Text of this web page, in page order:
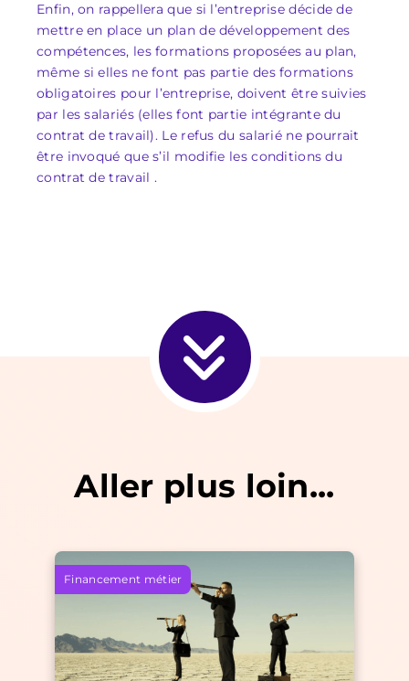
Enfin, on rappellera que si l’entreprise décide de
mettre en place un plan de développement des
compétences, les formations proposées au plan,
même si elles ne font pas partie des formations
obligatoires pour l’entreprise, doivent être suivies
par les salariés (elles font partie intégrante du
contrat de travail). Le refus du salarié ne pourrait
être invoqué que s’il modifie les conditions du
contrat de travail .
Aller plus loin...
Financement métier